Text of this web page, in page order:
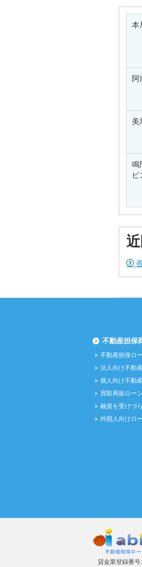
本
阿
美
鳴
ビ
不動産担保
不動産担保ロ
法人向け不動
個人向け不動
買取再販ローン
融資を受けづ
外国人向けロ
貸金業登録番